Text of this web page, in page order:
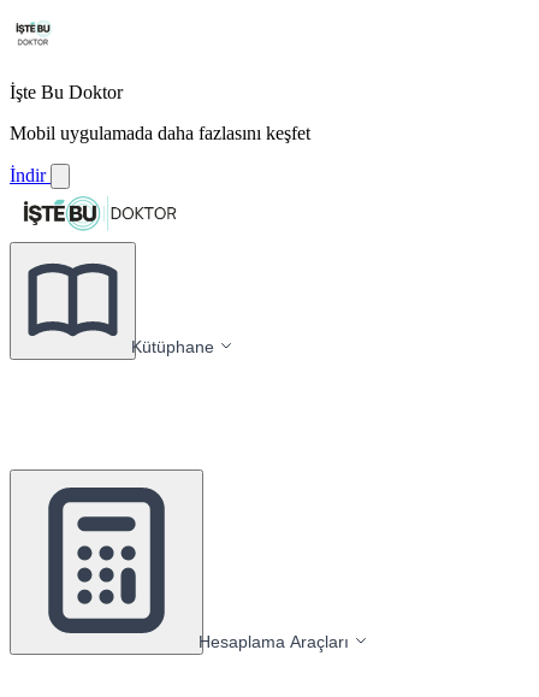
İşte Bu Doktor
Mobil uygulamada daha fazlasını keşfet
İndir
Kütüphane
Hesaplama Araçları